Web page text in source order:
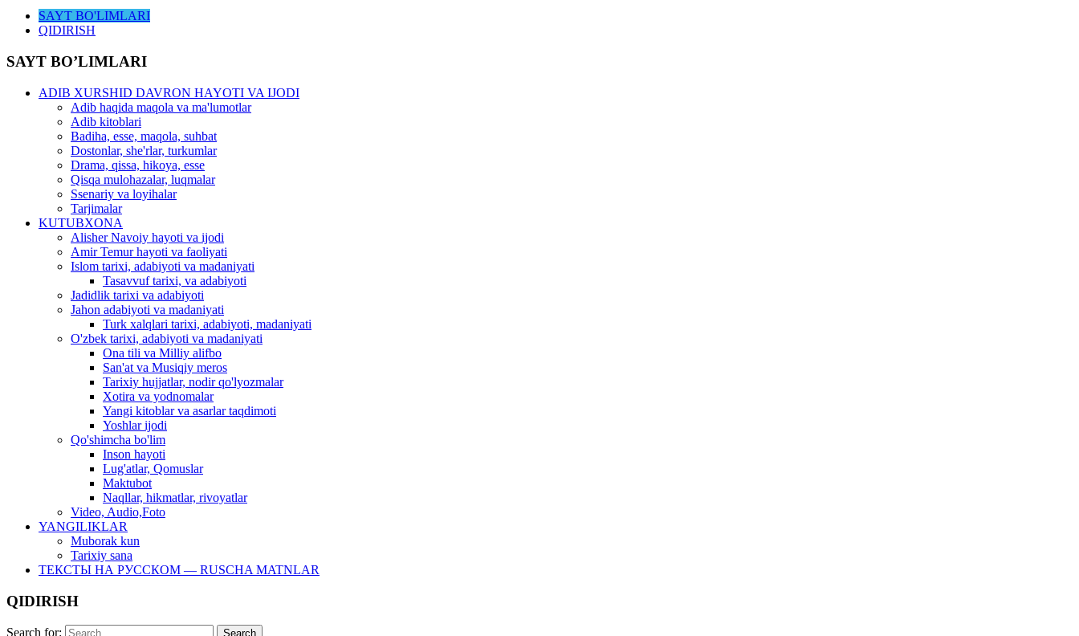
SAYT BO'LIMLARI
QIDIRISH
SAYT BO’LIMLARI
ADIB XURSHID DAVRON HAYOTI VA IJODI
Adib haqida maqola va ma'lumotlar
Adib kitoblari
Badiha, esse, maqola, suhbat
Dostonlar, she'rlar, turkumlar
Drama, qissa, hikoya, esse
Qisqa mulohazalar, luqmalar
Ssenariy va loyihalar
Tarjimalar
KUTUBXONA
Alisher Navoiy hayoti va ijodi
Amir Temur hayoti va faoliyati
Islom tarixi, adabiyoti va madaniyati
Tasavvuf tarixi, va adabiyoti
Jadidlik tarixi va adabiyoti
Jahon adabiyoti va madaniyati
Turk xalqlari tarixi, adabiyoti, madaniyati
O'zbek tarixi, adabiyoti va madaniyati
Ona tili va Milliy alifbo
San'at va Musiqiy meros
Tarixiy hujjatlar, nodir qo'lyozmalar
Xotira va yodnomalar
Yangi kitoblar va asarlar taqdimoti
Yoshlar ijodi
Qo'shimcha bo'lim
Inson hayoti
Lug'atlar, Qomuslar
Maktubot
Naqllar, hikmatlar, rivoyatlar
Video, Audio,Foto
YANGILIKLAR
Muborak kun
Tarixiy sana
ТЕКСТЫ НА РУССКОМ — RUSCHA MATNLAR
QIDIRISH
Search for: